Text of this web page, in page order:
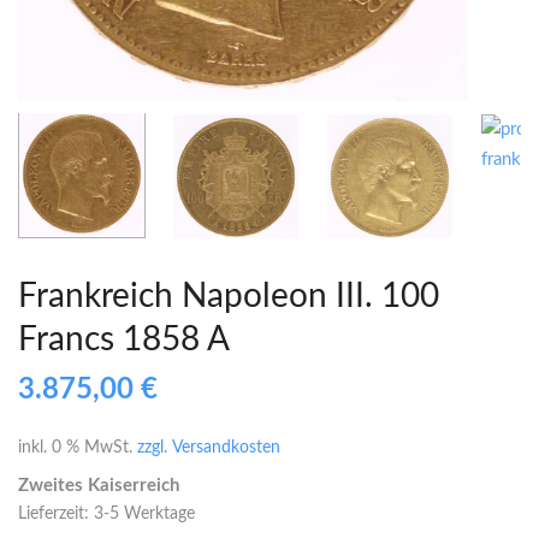
Frankreich Napoleon III. 100
Francs 1858 A
3.875,00 €
inkl. 0 % MwSt. zzgl. Versandkosten
Zweites Kaiserreich
Lieferzeit: 3-5 Werktage